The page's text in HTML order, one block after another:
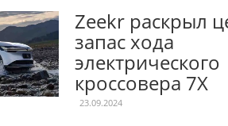
Zeekr раскрыл
запас хода
электрического
кроссовера 7X
23.09.2024